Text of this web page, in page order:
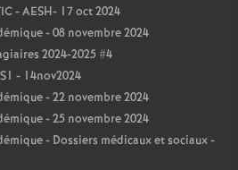
- AESH- 17 oct 2024
- 08 novembre 2024
2024-2025 #4
- 14nov2024
- 22 novembre 2024
- 25 novembre 2024
- Dossiers médicaux et sociaux -